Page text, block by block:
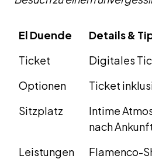
El Duende
Details &
Ticket
Digitales
Optionen
Ticket
Sitzplatz
Intime
nach
Leistungen
Flamenco-